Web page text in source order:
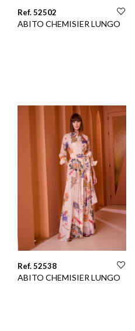
Ref. 52502
ABITO CHEMISIER LUNGO
Ref. 52538
ABITO CHEMISIER LUNGO